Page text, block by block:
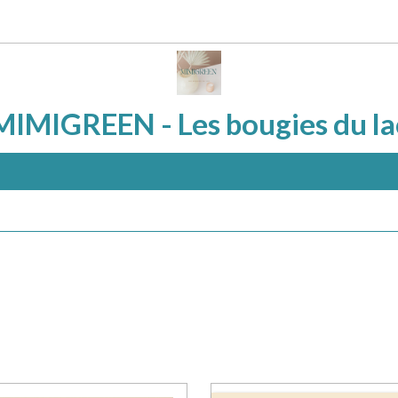
- Les bougies du